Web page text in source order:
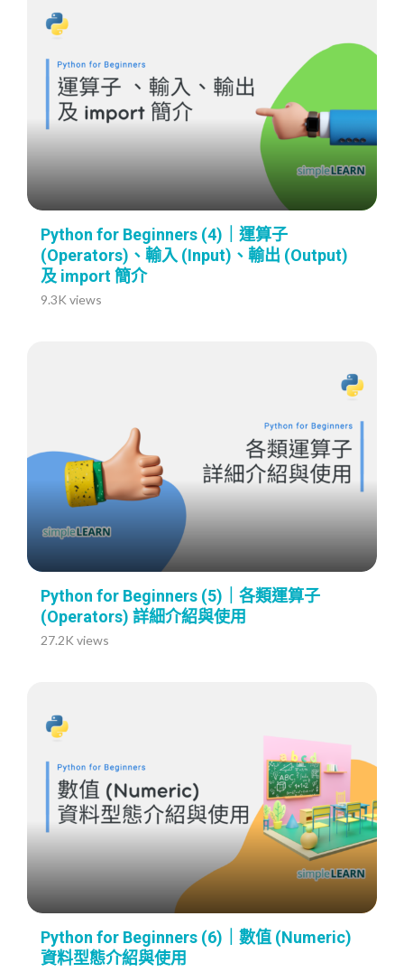
Python for Beginners (4)｜運算子
(Operators)、輸入 (Input)、輸出 (Output)
及 import 簡介
9.3K views
Python for Beginners (5)｜各類運算子
(Operators) 詳細介紹與使用
27.2K views
Python for Beginners (6)｜數值 (Numeric)
資料型態介紹與使用